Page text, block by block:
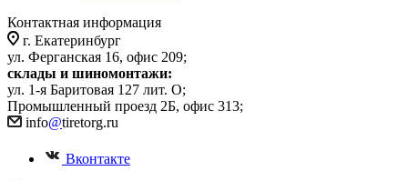
Контактная информация
г. Екатеринбург
ул. Ферганская 16, офис 209;
склады и шиномонтажи:
ул. 1-я Баритовая 127 лит. О;
Промышленный проезд 2Б, офис 313;
info@tiretorg.ru
Вконтакте